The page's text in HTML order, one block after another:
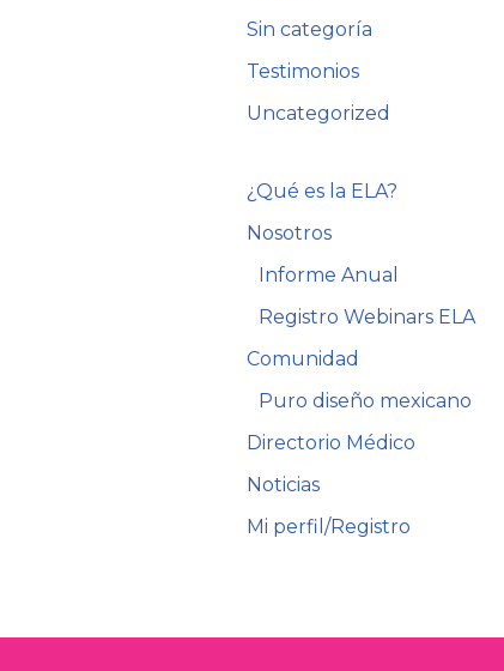
Sin categoría
Testimonios
Uncategorized
¿Qué es la ELA?
Nosotros
Informe Anual
Registro Webinars ELA
Comunidad
Puro diseño mexicano
Directorio Médico
Noticias
Mi perfil/Registro